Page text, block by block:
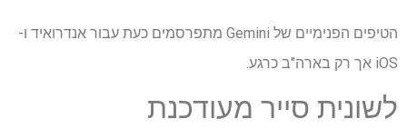
הטיפים הפנימיים של Gemini מתפרסמים כעת עבור אנדרואיד ו-
iOS אך רק בארה"ב כרגע.
לשונית סייר מעודכנת